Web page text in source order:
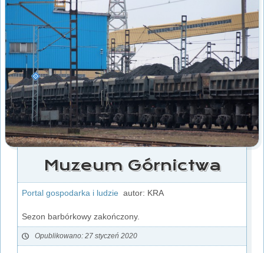
Muzeum Górnictwa
Portal gospodarka i ludzie autor: KRA
Sezon barbórkowy zakończony.
Opublikowano: 27 styczeń 2020